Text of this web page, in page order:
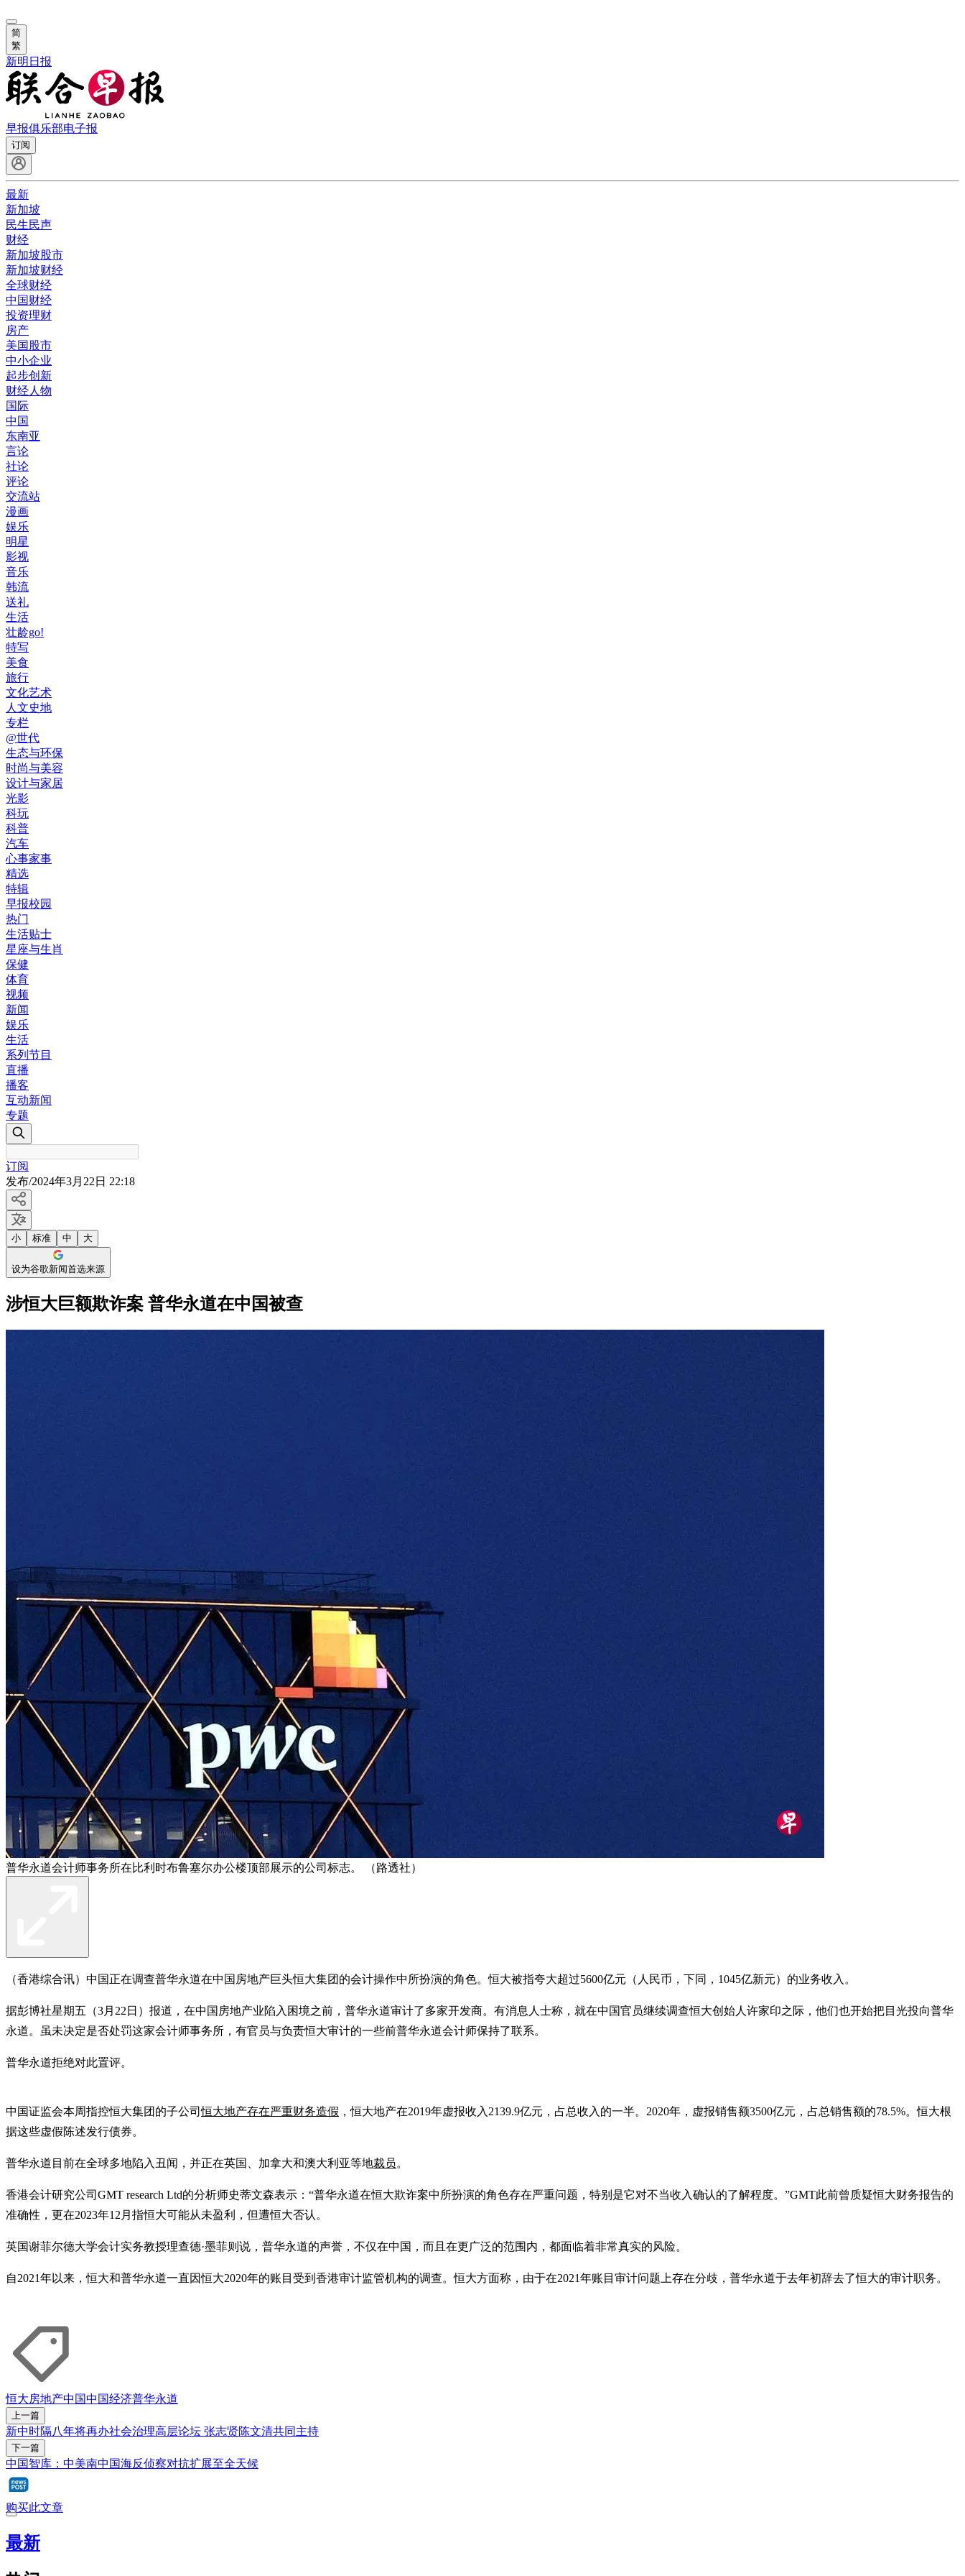
简
繁
新明日报
早报俱乐部电子报
订阅
最新
新加坡
民生民声
财经
新加坡股市
新加坡财经
全球财经
中国财经
投资理财
房产
美国股市
中小企业
起步创新
财经人物
国际
中国
东南亚
言论
社论
评论
交流站
漫画
娱乐
明星
影视
音乐
韩流
送礼
生活
壮龄go!
特写
美食
旅行
文化艺术
人文史地
专栏
@世代
生态与环保
时尚与美容
设计与家居
光影
科玩
科普
汽车
心事家事
精选
特辑
早报校园
热门
生活贴士
星座与生肖
保健
体育
视频
新闻
娱乐
生活
系列节目
直播
播客
互动新闻
专题
订阅
发布/2024年3月22日 22:18
小 标准 中 大
设为谷歌新闻首选来源
涉恒大巨额欺诈案 普华永道在中国被查
普华永道会计师事务所在比利时布鲁塞尔办公楼顶部展示的公司标志。 （路透社）
（香港综合讯）中国正在调查普华永道在中国房地产巨头恒大集团的会计操作中所扮演的角色。恒大被指夸大超过5600亿元（人民币，下同，1045亿新元）的业务收入。
据彭博社星期五（3月22日）报道，在中国房地产业陷入困境之前，普华永道审计了多家开发商。有消息人士称，就在中国官员继续调查恒大创始人许家印之际，他们也开始把目光投向普华
永道。虽未决定是否处罚这家会计师事务所，有官员与负责恒大审计的一些前普华永道会计师保持了联系。
普华永道拒绝对此置评。
中国证监会本周指控恒大集团的子公司恒大地产存在严重财务造假 ，恒大地产在2019年虚报收入2139.9亿元，占总收入的一半。2020年，虚报销售额3500亿元，占总销售额的78.5%。恒大根
据这些虚假陈述发行债券。
普华永道目前在全球多地陷入丑闻，并正在英国、加拿大和澳大利亚等地裁员。
香港会计研究公司GMT research Ltd的分析师史蒂文森表示：“普华永道在恒大欺诈案中所扮演的角色存在严重问题，特别是它对不当收入确认的了解程度。”GMT此前曾质疑恒大财务报告的
准确性，更在2023年12月指恒大可能从未盈利，但遭恒大否认。
英国谢菲尔德大学会计实务教授理查德·墨菲则说，普华永道的声誉，不仅在中国，而且在更广泛的范围内，都面临着非常真实的风险。
自2021年以来，恒大和普华永道一直因恒大2020年的账目受到香港审计监管机构的调查。恒大方面称，由于在2021年账目审计问题上存在分歧，普华永道于去年初辞去了恒大的审计职务。
恒大房地产中国中国经济普华永道
上一篇
新中时隔八年将再办社会治理高层论坛 张志贤陈文清共同主持
下一篇
中国智库：中美南中国海反侦察对抗扩展至全天候
购买此文章
最新